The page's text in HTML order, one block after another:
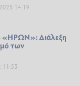
14:19
«ΗΡΩΝ»: Διάλεξη
των
11:55